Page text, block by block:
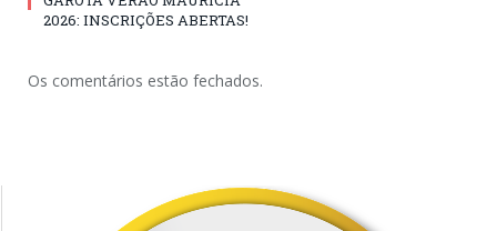
2026: INSCRIÇÕES ABERTAS!
Os comentários estão fechados.